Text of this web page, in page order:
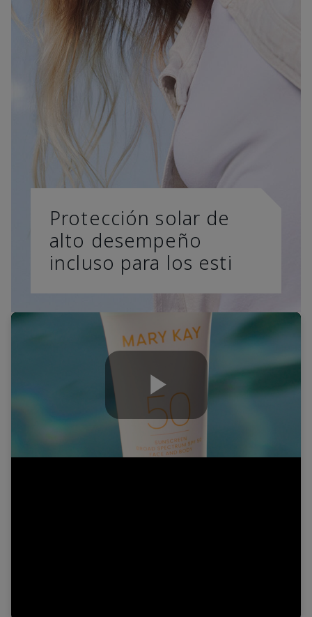
Protección solar de
alto desempeño
incluso para los esti
Play